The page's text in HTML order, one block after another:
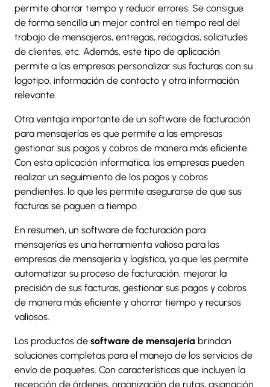
permite ahorrar tiempo y reducir errores. Se consigue
de forma sencilla un mejor control en tiempo real del
trabajo de mensajeros, entregas, recogidas, solicitudes
de clientes, etc. Además, este tipo de aplicación
permite a las empresas personalizar sus facturas con su
logotipo, información de contacto y otra información
relevante.
Otra ventaja importante de un software de facturación
para mensajerías es que permite a las empresas
gestionar sus pagos y cobros de manera más eficiente.
Con esta aplicación informatica, las empresas pueden
realizar un seguimiento de los pagos y cobros
pendientes, lo que les permite asegurarse de que sus
facturas se paguen a tiempo.
En resumen, un software de facturación para
mensajerías es una herramienta valiosa para las
empresas de mensajería y logística, ya que les permite
automatizar su proceso de facturación, mejorar la
precisión de sus facturas, gestionar sus pagos y cobros
de manera más eficiente y ahorrar tiempo y recursos
valiosos.
Los productos de software de mensajería brindan
soluciones completas para el manejo de los servicios de
envío de paquetes. Con características que incluyen la
recepción de órdenes, organización de rutas, asignación